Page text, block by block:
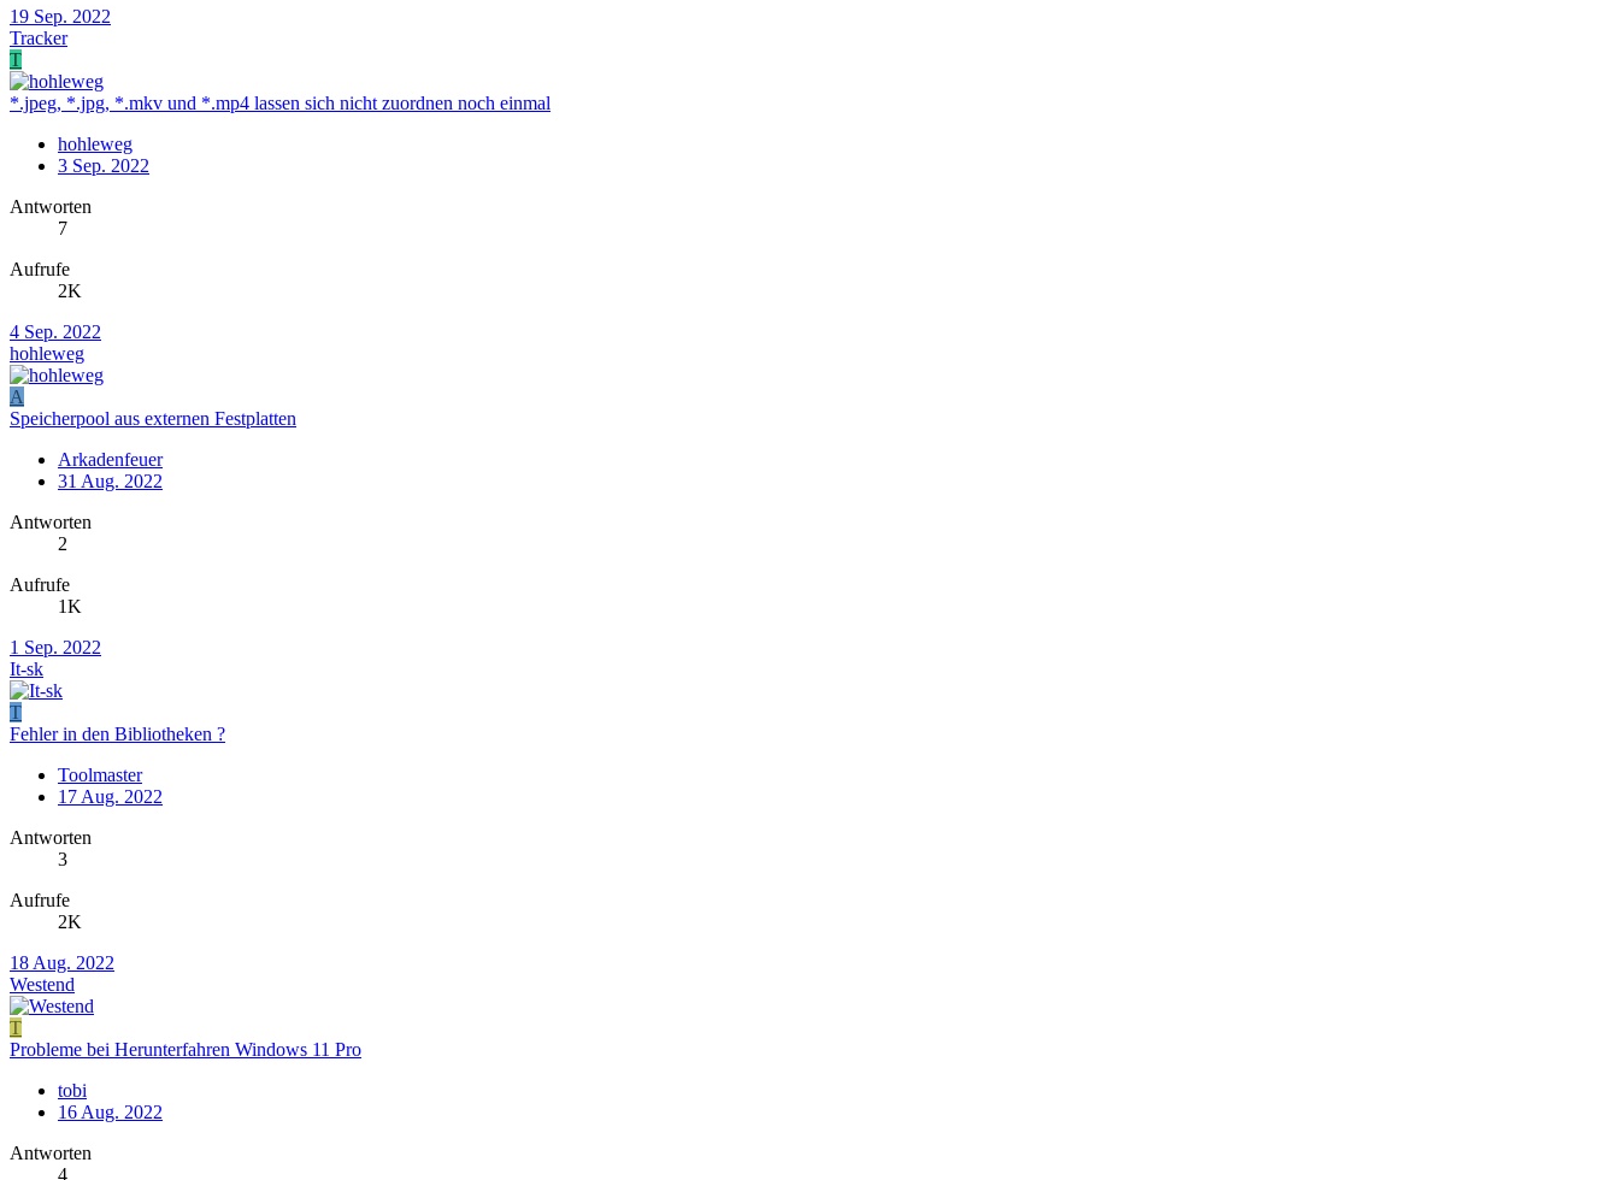
19 Sep. 2022
Tracker
T
*.jpeg, *.jpg, *.mkv und *.mp4 lassen sich nicht zuordnen noch einmal
hohleweg
3 Sep. 2022
Antworten
7
Aufrufe
2K
4 Sep. 2022
hohleweg
A
Speicherpool aus externen Festplatten
Arkadenfeuer
31 Aug. 2022
Antworten
2
Aufrufe
1K
1 Sep. 2022
It-sk
T
Fehler in den Bibliotheken ?
Toolmaster
17 Aug. 2022
Antworten
3
Aufrufe
2K
18 Aug. 2022
Westend
T
Probleme bei Herunterfahren Windows 11 Pro
tobi
16 Aug. 2022
Antworten
4